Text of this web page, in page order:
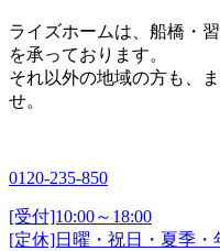
ライズホームは、船橋・
を承っております。
それ以外の地域の方も、
せ。
0120-235-850
[受付]10:00～18:00
[定休]日曜・祝日・夏季・